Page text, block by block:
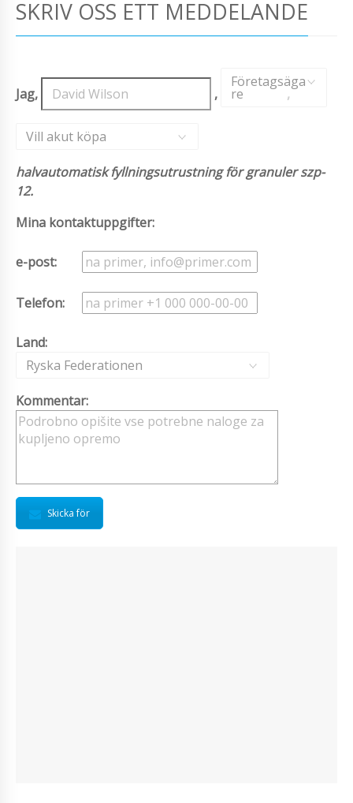
SKRIV OSS ETT MEDDELANDE
Jag, ,
Företagsäga
re ,
Vill akut köpa
halvautomatisk fyllningsutrustning för granuler szp-
12.
Mina kontaktuppgifter:
e-post:
Telefon:
Land:
Ryska Federationen
Kommentar:
Skicka för